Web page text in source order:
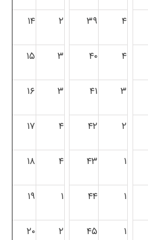
۴ ۳۹ ۲ ۱۴
۴ ۴۰ ۳ ۱۵
۳ ۴۱ ۳ ۱۶
۲ ۴۲ ۴ ۱۷
۱ ۴۳ ۴ ۱۸
۱ ۴۴ ۱ ۱۹
۱ ۴۵ ۲ ۲۰